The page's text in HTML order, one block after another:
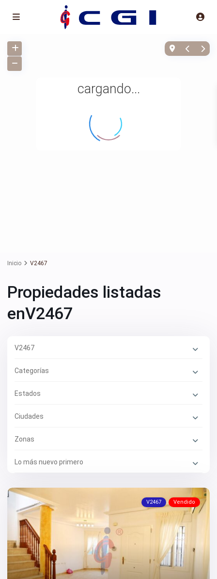
cargando...
Inicio V2467
Propiedades listadas
enV2467
V2467
Categorías
Estados
Ciudades
Zonas
Lo más nuevo primero
V2467 Vendido